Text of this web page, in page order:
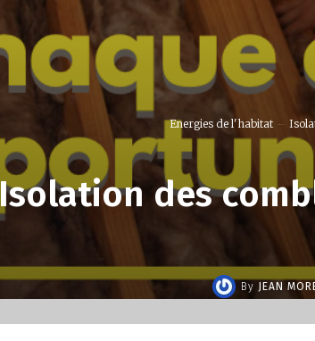
Energies de l'habitat
Isolation des
By JEAN